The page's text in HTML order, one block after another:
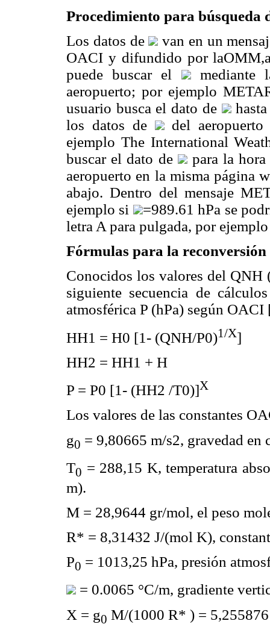
Procedimiento para búsqueda
Los datos de
van en un
OACI y difundido por
puede buscar el
mediante
aeropuerto; por ejemplo
usuario busca el dato de
hasta
los datos de
del aeropuerto
ejemplo The International
buscar el dato de
para la hora
aeropuerto en la misma página
abajo. Dentro del mensaje
ejemplo si
=989.61 hPa se
letra A para pulgada, por
Fórmulas para la
Conocidos los valores del QNH
siguiente secuencia de
atmosférica P (hPa) según
HH1 = H0 [1- (QNH/P0)1/X]
HH2 = HH1 + H
P = P0 [1- (HH2 /T0)]X
Los valores de las constantes
g0 = 9,80665 m/s2, gravedad en
T0 = 288,15 K, temperatura
m).
M = 28,9644 gr/mol, el peso
R* = 8,31432 J/(mol K),
P0 = 1013,25 hPa, presión
= 0.0065 °C/m, gradiente
X = g0 M/(1000 R* ) =